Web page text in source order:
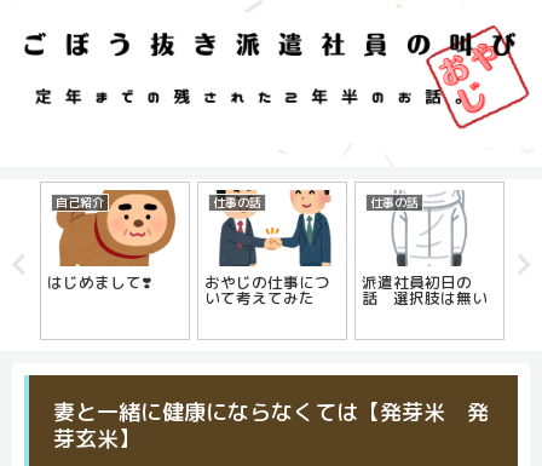
自己紹介
はじめまして❣️
仕事の話
おやじの仕事につ
いて考えてみた
仕事の話
派遣社員初日の
話 選択肢は無い
妻と一緒に健康にならなくては【発芽米 発
芽玄米】